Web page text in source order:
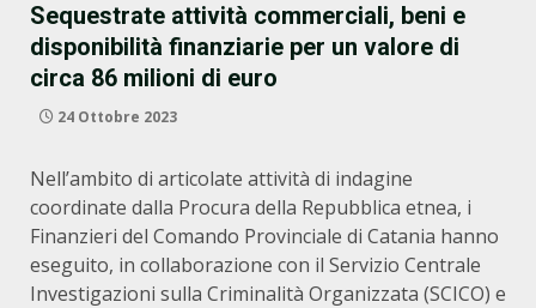
Sequestrate attività commerciali, beni e
disponibilità finanziarie per un valore di
circa 86 milioni di euro
24 Ottobre 2023
Nell’ambito di articolate attività di indagine
coordinate dalla Procura della Repubblica etnea, i
Finanzieri del Comando Provinciale di Catania hanno
eseguito, in collaborazione con il Servizio Centrale
Investigazioni sulla Criminalità Organizzata (SCICO) e